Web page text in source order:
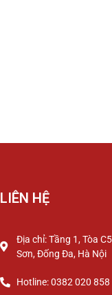
LIÊN HỆ
Địa chỉ: Tầng 1, Tòa
Sơn, Đống Đa, Hà Nội
Hotline: 0382 020 858